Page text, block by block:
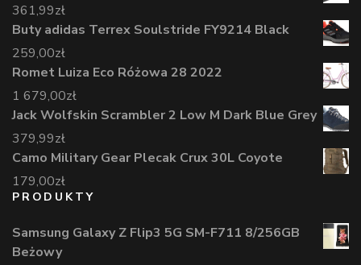
361,99zł
Buty adidas Terrex Soulstride FY9214 Black
259,00zł
Romet Luiza Eco Różowa 28 2022
1 679,00zł
Jack Wolfskin Scrambler 2 Low M Dark Blue Grey
379,99zł
Camo Military Gear Plecak Crux 30L Coyote
179,00zł
PRODUKTY
Samsung Galaxy Z Flip3 5G SM-F711 8/256GB
Beżowy